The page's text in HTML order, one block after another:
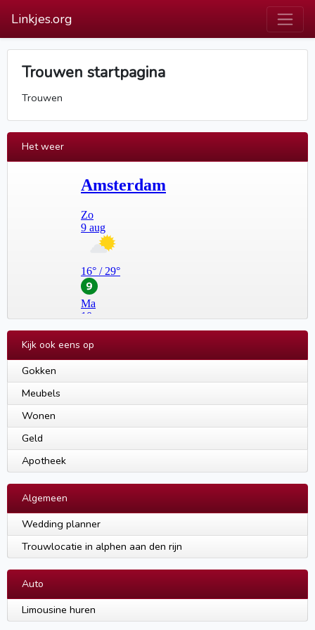
Linkjes.org
Trouwen startpagina
Trouwen
Het weer
Kijk ook eens op
Gokken
Meubels
Wonen
Geld
Apotheek
Algemeen
Wedding planner
Trouwlocatie in alphen aan den rijn
Auto
Limousine huren